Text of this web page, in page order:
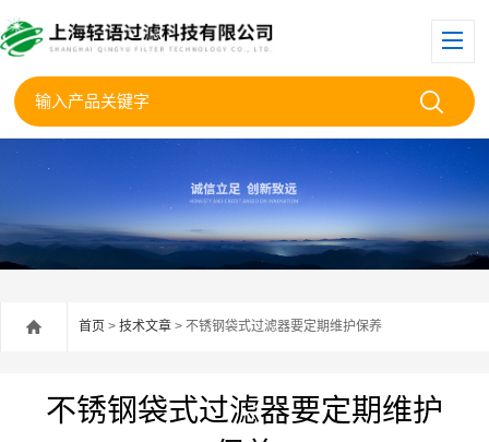
首页 > 技术文章 > 不锈钢袋式过滤器要定期维护保养
不锈钢袋式过滤器要定期维护